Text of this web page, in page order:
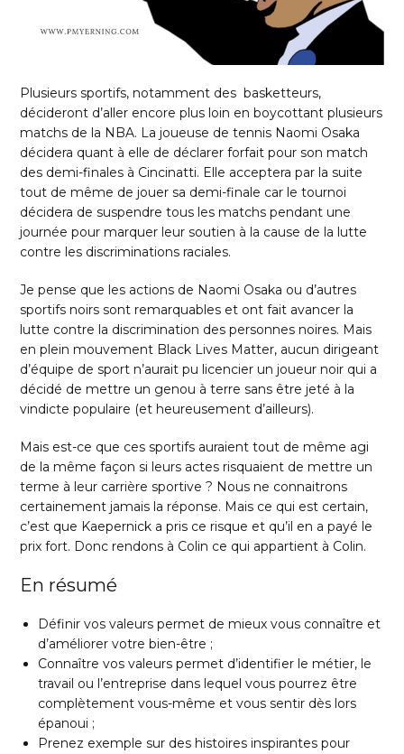
Plusieurs sportifs, notamment des basketteurs,
décideront d’aller encore plus loin en boycottant plusieurs
matchs de la NBA. La joueuse de tennis Naomi Osaka
décidera quant à elle de déclarer forfait pour son match
des demi-finales à Cincinatti. Elle acceptera par la suite
tout de même de jouer sa demi-finale car le tournoi
décidera de suspendre tous les matchs pendant une
journée pour marquer leur soutien à la cause de la lutte
contre les discriminations raciales.
Je pense que les actions de Naomi Osaka ou d’autres
sportifs noirs sont remarquables et ont fait avancer la
lutte contre la discrimination des personnes noires. Mais
en plein mouvement Black Lives Matter, aucun dirigeant
d’équipe de sport n’aurait pu licencier un joueur noir qui a
décidé de mettre un genou à terre sans être jeté à la
vindicte populaire (et heureusement d’ailleurs).
Mais est-ce que ces sportifs auraient tout de même agi
de la même façon si leurs actes risquaient de mettre un
terme à leur carrière sportive ? Nous ne connaitrons
certainement jamais la réponse. Mais ce qui est certain,
c’est que Kaepernick a pris ce risque et qu’il en a payé le
prix fort. Donc rendons à Colin ce qui appartient à Colin.
En résumé
Définir vos valeurs permet de mieux vous connaître et
d’améliorer votre bien-être ;
Connaître vos valeurs permet d’identifier le métier, le
travail ou l’entreprise dans lequel vous pourrez être
complètement vous-même et vous sentir dès lors
épanoui ;
Prenez exemple sur des histoires inspirantes pour